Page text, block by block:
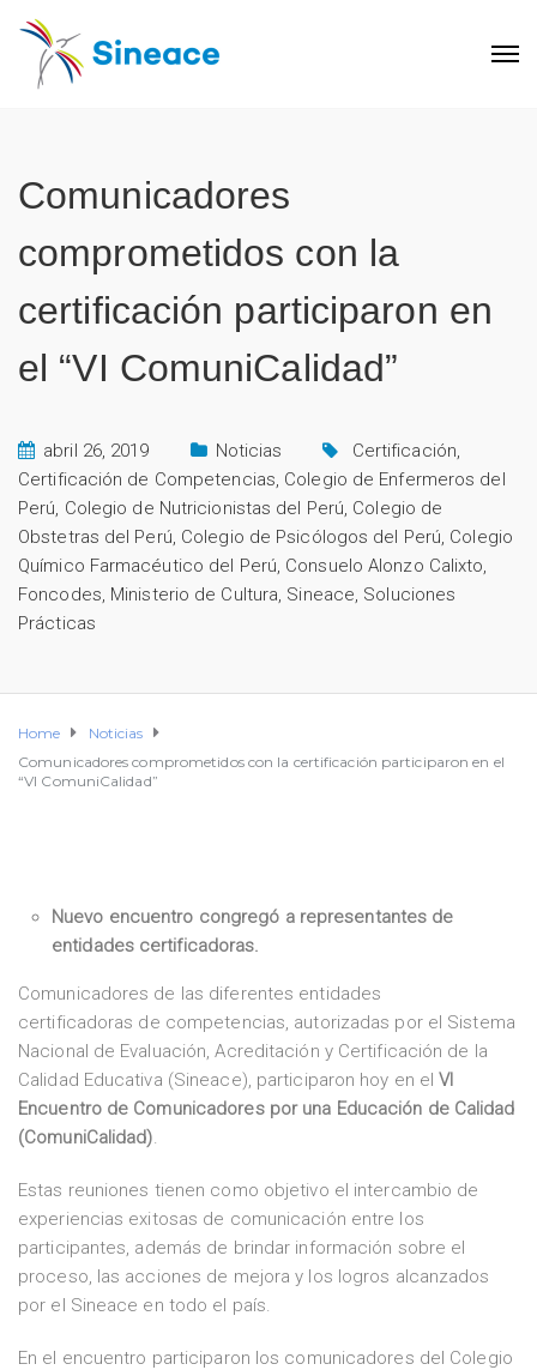
Comunicadores
comprometidos con la
certificación participaron en
el “VI ComuniCalidad”
abril 26, 2019 Noticias Certificación,
Certificación de Competencias, Colegio de Enfermeros del
Perú, Colegio de Nutricionistas del Perú, Colegio de
Obstetras del Perú, Colegio de Psicólogos del Perú, Colegio
Químico Farmacéutico del Perú, Consuelo Alonzo Calixto,
Foncodes, Ministerio de Cultura, Sineace, Soluciones
Prácticas
Home
Noticias
Comunicadores comprometidos con la certificación participaron en el
“VI ComuniCalidad”
Nuevo encuentro congregó a representantes de
entidades certificadoras.
Comunicadores de las diferentes entidades
certificadoras de competencias, autorizadas por el Sistema
Nacional de Evaluación, Acreditación y Certificación de la
Calidad Educativa (Sineace), participaron hoy en elVI
Encuentro de Comunicadores por una Educación de Calidad
(ComuniCalidad).
Estas reuniones tienen como objetivo el intercambio de
experiencias exitosas de comunicación entre los
participantes, además de brindar información sobre el
proceso, las acciones de mejora y los logros alcanzados
por el Sineace en todo el país.
En el encuentro participaron los comunicadores del Colegio